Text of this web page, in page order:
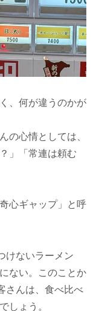
、何が違うのかが
の心情としては、
」「常連は頼む
心ギャップ」と呼
けないラーメン
ない。このことか
さんは、食べ比べ
しょう。